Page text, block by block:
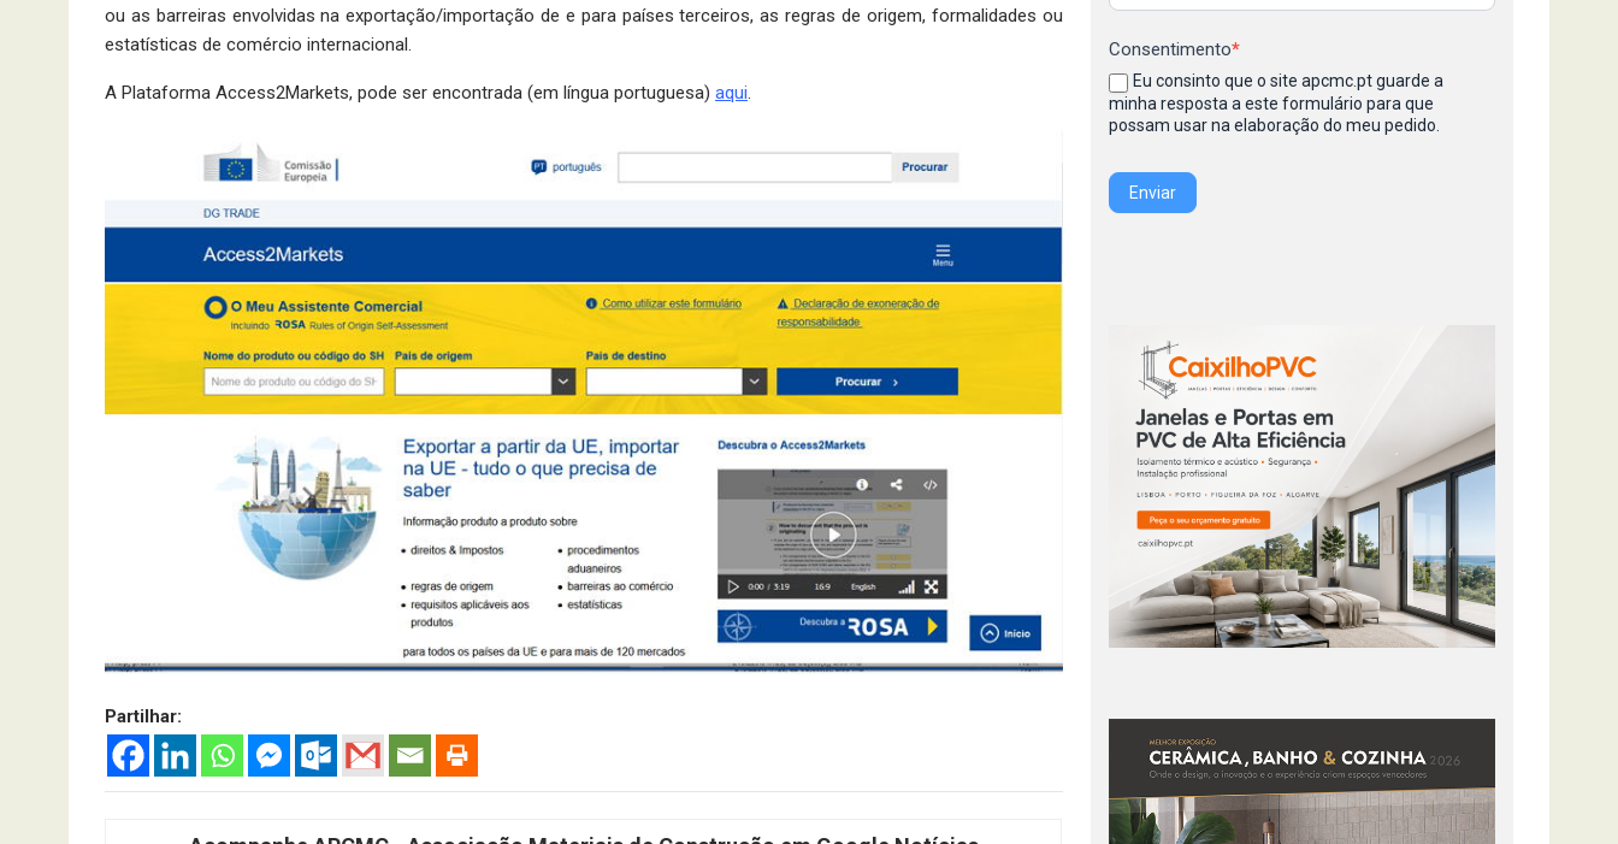
ou as barreiras envolvidas na exportação/importação de e para países terceiros, as regras de origem, formalidades ou
estatísticas de comércio internacional.
A Plataforma Access2Markets, pode ser encontrada (em língua portuguesa) aqui.
Partilhar:
Consentimento*
Eu consinto que o site apcmc.pt guarde a
minha resposta a este formulário para que
possam usar na elaboração do meu pedido.
Enviar